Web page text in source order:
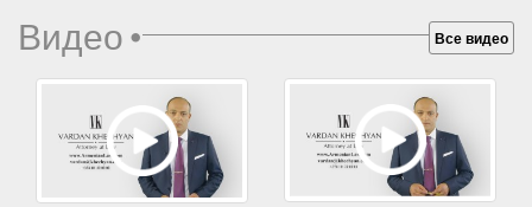
Видео• Все видео